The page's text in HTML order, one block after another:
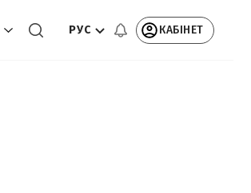
РУС КАБІНЕТ